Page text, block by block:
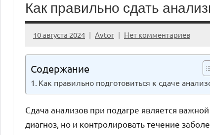
Как правильно сдать
10 августа 2024 Avtor Нет комментариев
Содержание
Как правильно подготовиться к сдаче
Сдача анализов при подагре является
диагноз, но и контролировать течение